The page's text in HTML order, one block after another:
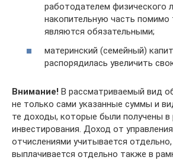
работодателем физического
накопительную часть помимо
являются обязательными;
материнский (семейный)
распорядилась увеличить
Внимание! В рассматриваемый вид
не только сами указанные суммы и
те доходы, которые были получены в
инвестирования. Доход от
отчислениями учитывается
выплачивается отдельно также в